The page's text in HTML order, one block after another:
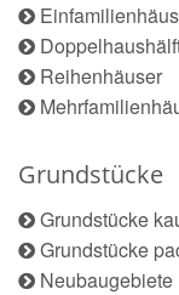
Reihenhäuser
Grundstücke
Grundstücke
Grundstücke
Neubaugebiete